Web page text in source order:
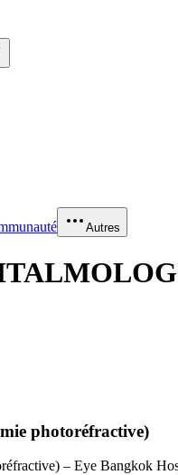
Autres
photoréfractive)
– Eye Bangkok